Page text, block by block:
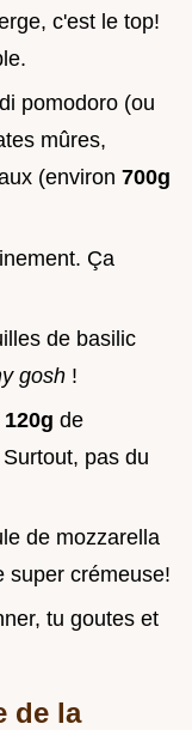
c'est le top!
pomodoro (ou
mûres,
(environ 700g
Ça
de basilic
gosh !
120g de
pas du
de mozzarella
super crémeuse!
tu goutes et
de la